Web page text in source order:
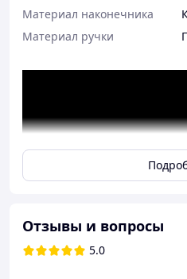
Материал наконечника
Материал ручки
Отзывы и вопросы
5.0